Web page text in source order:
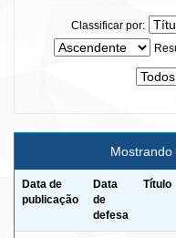
Classificar por:
Mostrando
Data de
publicação
Data
de
defesa
Título